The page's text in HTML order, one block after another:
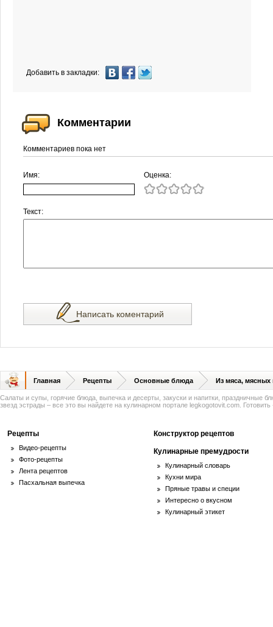
Добавить в закладки:
Комментарии
Комментариев пока нет
Имя: Оценка:
Текст:
Написать коментарий
Главная Рецепты Основные блюда Из мяса, мясных
Салаты и супы, горячие блюда, выпечка и десерты, закуски и напитки, праздничные
звезд эстрады – все это вы найдете на кулинарном портале legkogotovit.com. Готовить
Рецепты
Видео-рецепты
Фото-рецепты
Лента рецептов
Пасхальная выпечка
Конструктор рецептов
Кулинарные премудрости
Кулинарный словарь
Кухни мира
Пряные травы и специи
Интересно о вкусном
Кулинарный этикет